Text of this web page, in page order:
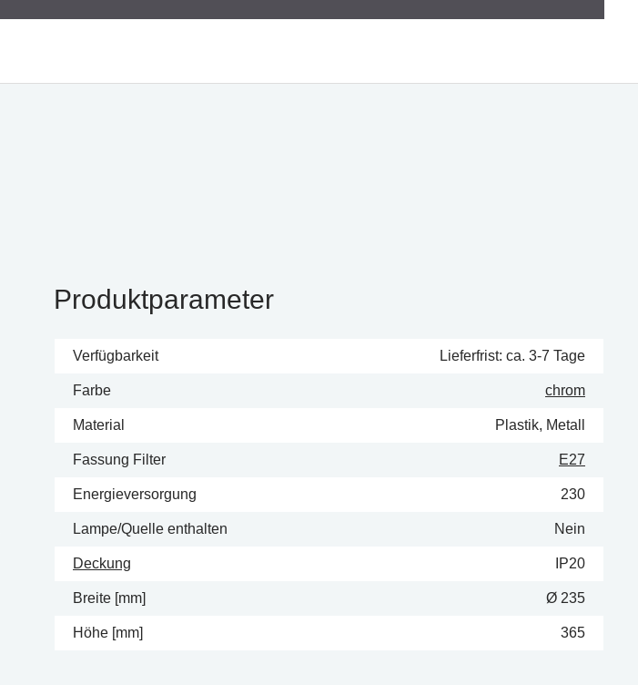
Produktparameter
Verfügbarkeit Lieferfrist: ca. 3-7 Tage
Farbe chrom
Material Plastik, Metall
Fassung Filter E27
Energieversorgung 230
Lampe/Quelle enthalten Nein
Deckung IP20
Breite [mm] Ø 235
Höhe [mm] 365